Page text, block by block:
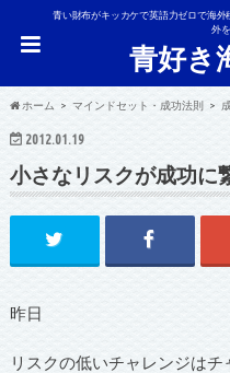
青い財布がキッカケで英語力ゼロで海
外
青好き
ホーム マインドセット・成功法則
2012.01.19
小さなリスクが成功に
昨日
リスクの低いチャレンジはチ